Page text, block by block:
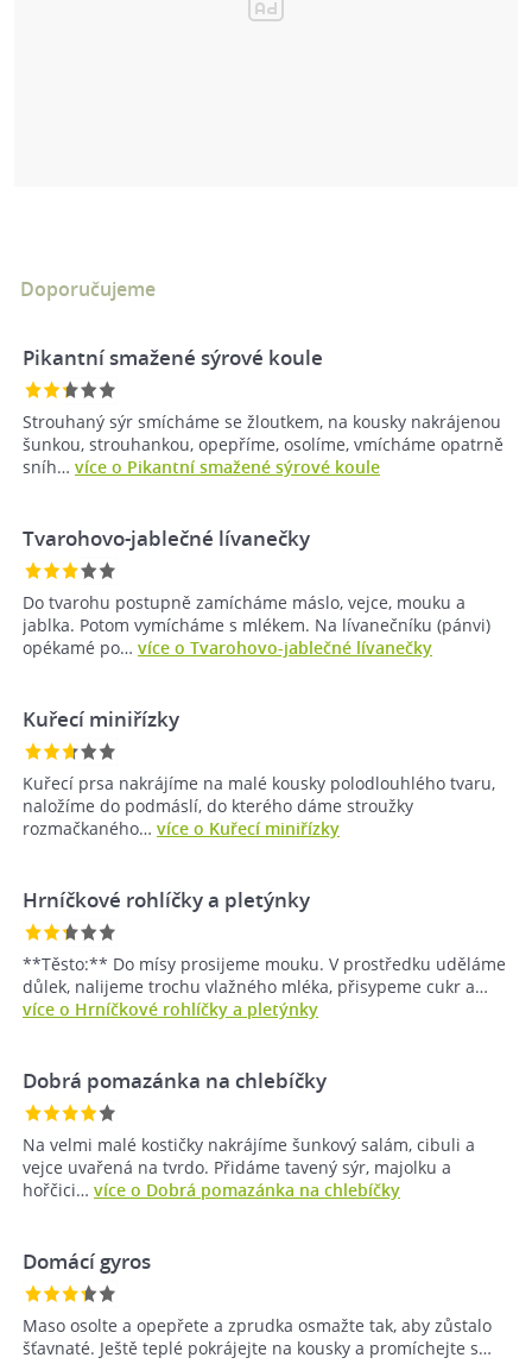
Doporučujeme
Pikantní smažené sýrové koule
Strouhaný sýr smícháme se žloutkem, na kousky nakrájenou
šunkou, strouhankou, opepříme, osolíme, vmícháme opatrně
sníh… více o Pikantní smažené sýrové koule
Tvarohovo-jablečné lívanečky
Do tvarohu postupně zamícháme máslo, vejce, mouku a
jablka. Potom vymícháme s mlékem. Na lívanečníku (pánvi)
opékamé po… více o Tvarohovo-jablečné lívanečky
Kuřecí miniřízky
Kuřecí prsa nakrájíme na malé kousky polodlouhlého tvaru,
naložíme do podmáslí, do kterého dáme stroužky
rozmačkaného… více o Kuřecí miniřízky
Hrníčkové rohlíčky a pletýnky
**Těsto:** Do mísy prosijeme mouku. V prostředku uděláme
důlek, nalijeme trochu vlažného mléka, přisypeme cukr a…
více o Hrníčkové rohlíčky a pletýnky
Dobrá pomazánka na chlebíčky
Na velmi malé kostičky nakrájíme šunkový salám, cibuli a
vejce uvařená na tvrdo. Přidáme tavený sýr, majolku a
hořčici… více o Dobrá pomazánka na chlebíčky
Domácí gyros
Maso osolte a opepřete a zprudka osmažte tak, aby zůstalo
šťavnaté. Ještě teplé pokrájejte na kousky a promíchejte s…